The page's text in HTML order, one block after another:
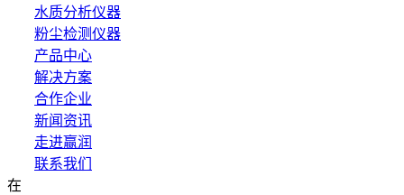
水质分析仪器
粉尘检测仪器
产品中心
解决方案
合作企业
新闻资讯
走进赢润
联系我们
在